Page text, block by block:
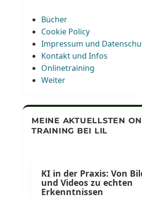
Bücher
Cookie Policy
Impressum und
Kontakt und Infos
Onlinetraining
Weiter
MEINE AKTUELLSTEN
TRAINING BEI LIL
KI in der Praxis: Von
und Videos zu echten
Erkenntnissen